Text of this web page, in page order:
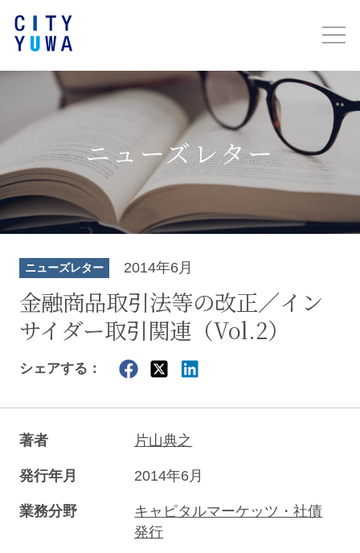
ニューズレター
ニューズレター 2014年6月
金融商品取引法等の改正／イン
サイダー取引関連（Vol.2）
シェアする：
著者 片山典之
発行年月 2014年6月
業務分野
キャピタルマーケッツ・社債
発行